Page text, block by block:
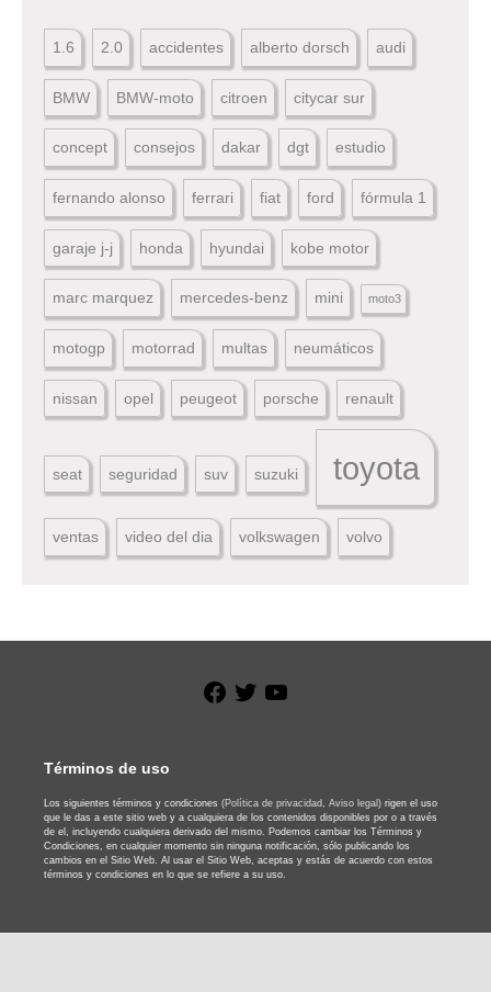
1.6 2.0 accidentes alberto dorsch audi
BMW BMW-moto citroen citycar sur
concept consejos dakar dgt estudio
fernando alonso ferrari fiat ford fórmula 1
garaje j-j honda hyundai kobe motor
marc marquez mercedes-benz mini moto3
motogp motorrad multas neumáticos
nissan opel peugeot porsche renault
seat seguridad suv suzuki toyota
ventas video del dia volkswagen volvo
Facebook
Twitter
Términos de uso
Los siguientes términos y condiciones (Política de privacidad, Aviso legal) rigen el uso
que le das a este sitio web y a cualquiera de los contenidos disponibles por o a través
de el, incluyendo cualquiera derivado del mismo. Podemos cambiar los Términos y
Condiciones, en cualquier momento sin ninguna notificación, sólo publicando los
cambios en el Sitio Web. Al usar el Sitio Web, aceptas y estás de acuerdo con estos
términos y condiciones en lo que se refiere a su uso.